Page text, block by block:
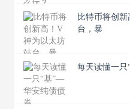
比特币将创
台，暴
每天读懂一